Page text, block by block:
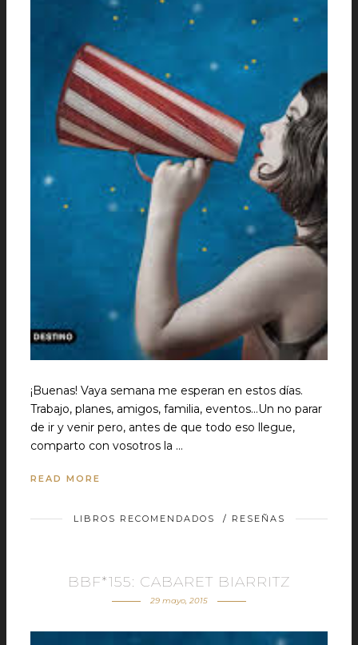
¡Buenas! Vaya semana me esperan en estos días.
Trabajo, planes, amigos, familia, eventos...Un no parar
de ir y venir pero, antes de que todo eso llegue,
comparto con vosotros la …
READ MORE
LIBROS RECOMENDADOS / RESEÑAS
BBF*155: CABARET BIARRITZ
29 mayo, 2015